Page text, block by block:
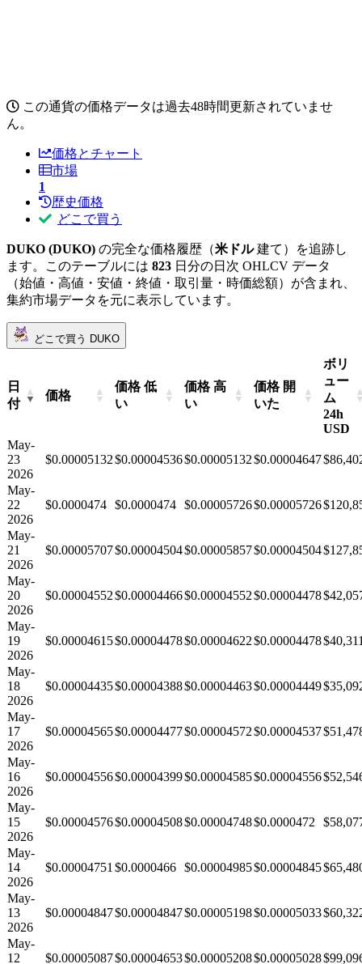
この通貨の価格データは過去48時間更新されていませ
ん。
価格とチャート
市場
1
歴史価格
どこで買う
DUKO (DUKO) の完全な価格履歴（米ドル建て）を追跡し
ます。このテーブルには 823 日分の日次 OHLCV データ
（始値・高値・安値・終値・取引量・時価総額）が含まれ、
集約市場データを元に表示しています。
どこで買う DUKO
日
付
価格
価格 低
い
価格 高
い
価格 開
いた
ボリ
ュー
ム
24h
USD
May-
23
2026
$0.00005132$0.00004536$0.00005132$0.00004647
May-
22
2026
$0.0000474 $0.0000474 $0.00005726$0.00005726
May-
21
2026
$0.00005707$0.00004504$0.00005857$0.00004504
May-
20
2026
$0.00004552$0.00004466$0.00004552$0.00004478
May-
19
2026
$0.00004615$0.00004478$0.00004622$0.00004478
May-
18
2026
$0.00004435$0.00004388$0.00004463$0.00004449
May-
17
2026
$0.00004565$0.00004477$0.00004572$0.00004537
May-
16
2026
$0.00004556$0.00004399$0.00004585$0.00004556
May-
15
2026
$0.00004576$0.00004508$0.00004748$0.0000472
May-
14
2026
$0.00004751 $0.0000466 $0.00004985$0.00004845
May-
13
2026
$0.00004847$0.00004847$0.00005198$0.00005033
May-
12
$0.00005087$0.00004653$0.00005208$0.00005028